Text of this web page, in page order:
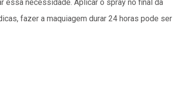
essa necessidade. Aplicar o spray no final da
fazer a maquiagem durar 24 horas pode ser